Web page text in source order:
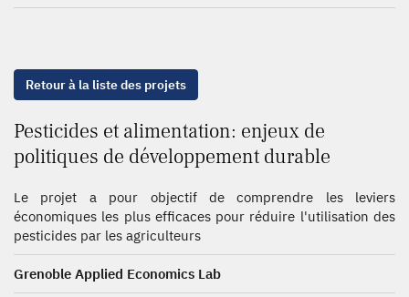
Retour à la liste des projets
Pesticides et alimentation: enjeux de
politiques de développement durable
Le projet a pour objectif de comprendre les leviers
économiques les plus efficaces pour réduire l'utilisation des
pesticides par les agriculteurs
Grenoble Applied Economics Lab